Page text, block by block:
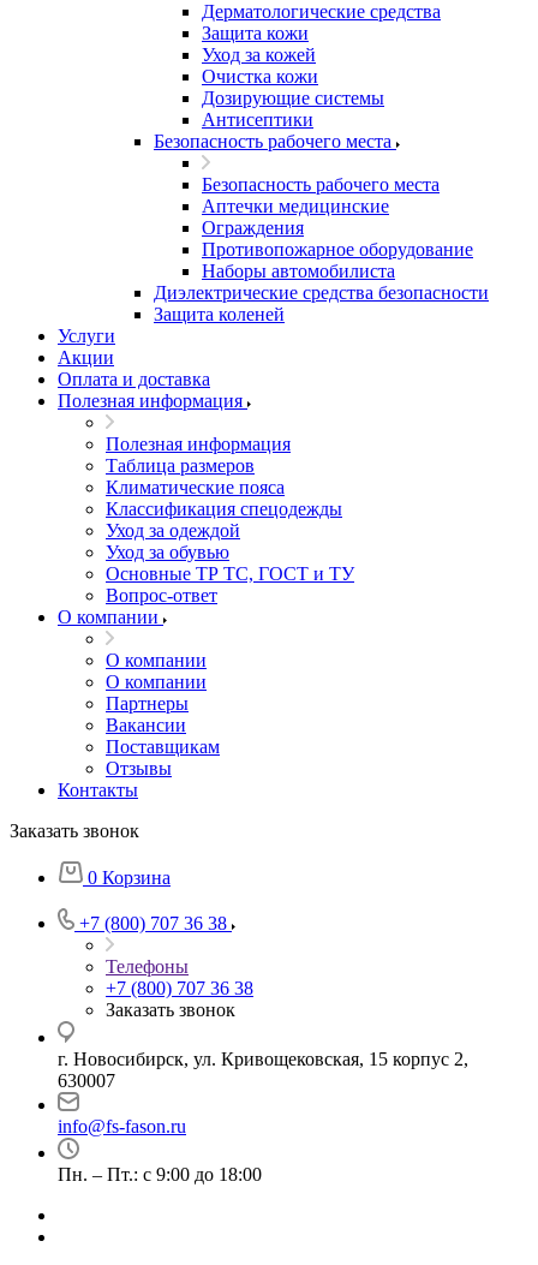
Дерматологические средства
Защита кожи
Уход за кожей
Очистка кожи
Дозирующие системы
Антисептики
Безопасность рабочего места
Безопасность рабочего места
Аптечки медицинские
Ограждения
Противопожарное оборудование
Наборы автомобилиста
Диэлектрические средства безопасности
Защита коленей
Услуги
Акции
Оплата и доставка
Полезная информация
Полезная информация
Таблица размеров
Климатические пояса
Классификация спецодежды
Уход за одеждой
Уход за обувью
Основные ТР ТС, ГОСТ и ТУ
Вопрос-ответ
О компании
О компании
О компании
Партнеры
Вакансии
Поставщикам
Отзывы
Контакты
Заказать звонок
0 Корзина
+7 (800) 707 36 38
Телефоны
+7 (800) 707 36 38
Заказать звонок
г. Новосибирск, ул. Кривощековская, 15 корпус 2,
630007
info@fs-fason.ru
Пн. – Пт.: с 9:00 до 18:00